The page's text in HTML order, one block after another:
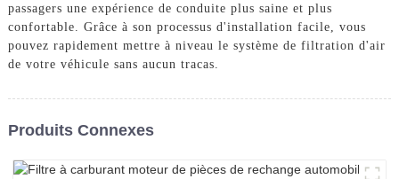
passagers une expérience de conduite plus saine et plus
confortable. Grâce à son processus d'installation facile, vous
pouvez rapidement mettre à niveau le système de filtration d'air
de votre véhicule sans aucun tracas.
Produits Connexes